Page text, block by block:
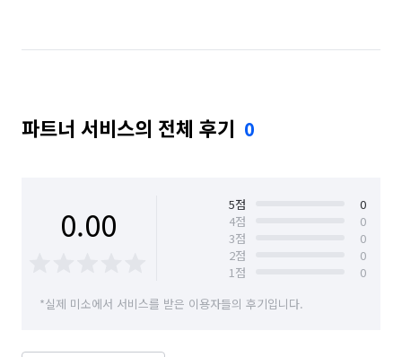
파트너 서비스의 전체 후기 0
0.00 5점
0
4점
0
3점
0
2점
0
1점
0
*실제 미소에서 서비스를 받은 이용자들의 후기입니다.